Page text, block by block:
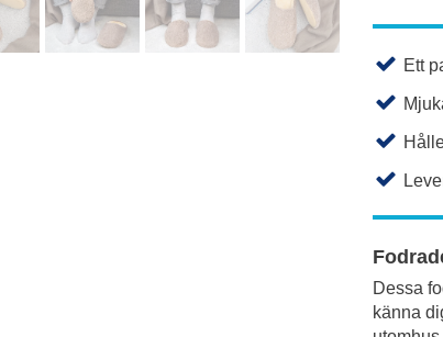
Ett
Dessa
känna